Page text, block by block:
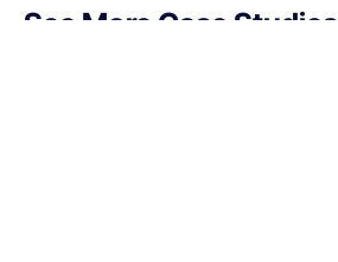
See More Case Studies